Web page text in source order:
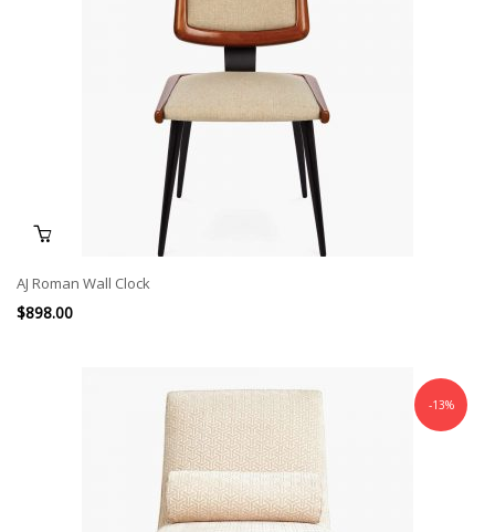
AJ Roman Wall Clock
$898.00
-13%